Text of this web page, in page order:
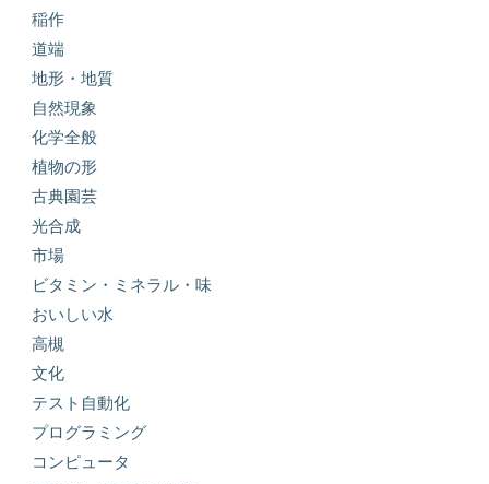
稲作
道端
地形・地質
自然現象
化学全般
植物の形
古典園芸
光合成
市場
ビタミン・ミネラル・味
おいしい水
高槻
文化
テスト自動化
プログラミング
コンピュータ